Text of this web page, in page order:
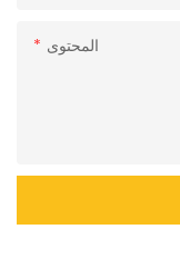
المحتوى